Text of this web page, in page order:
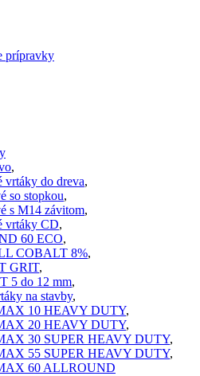
prípravky
,
vrtáky do dreva,
so stopkou,
s M14 závitom,
vrtáky CD,
60 ECO,
COBALT 8%,
GRIT,
5 do 12 mm,
na stavby,
10 HEAVY DUTY,
20 HEAVY DUTY,
30 SUPER HEAVY DUTY,
55 SUPER HEAVY DUTY,
60 ALLROUND